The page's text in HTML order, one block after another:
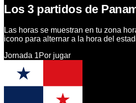
Los 3 partidos de
Las horas se muestran en tu zona
icono para alternar a la hora del
Jornada 1Por jugar